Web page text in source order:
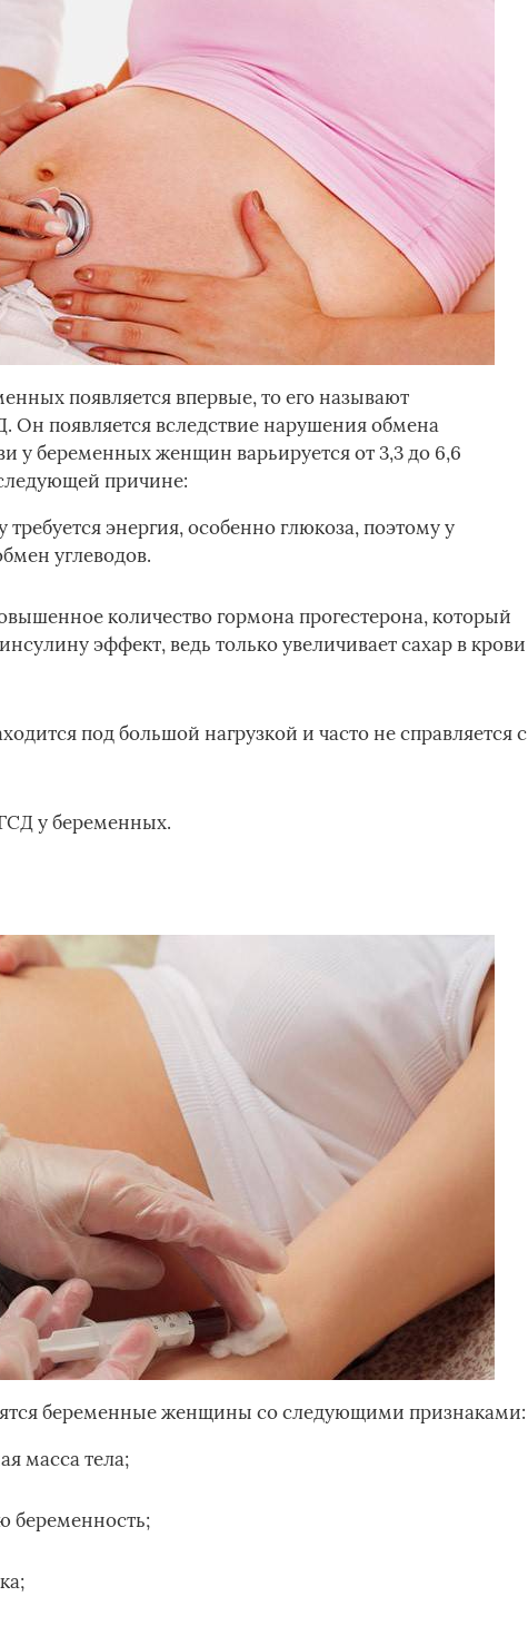
появляется впервые, то его называют
Он появляется вследствие нарушения обмена
у беременных женщин варьируется от 3,3 до 6,6
причине:
энергия, особенно глюкоза, поэтому у
углеводов.
количество гормона прогестерона, который
эффект, ведь только увеличивает сахар в крови
под большой нагрузкой и часто не справляется с
ГСД у беременных.
беременные женщины со следующими признаками:
масса тела;
беременность;